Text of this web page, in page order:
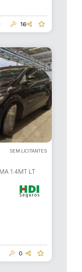
16
SEM LICITANTES
1.4MT LT
0